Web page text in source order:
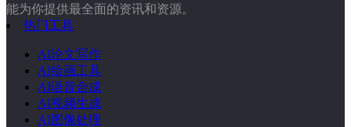
能为你提供最全面的资讯和资源。
热门工具
AI论文写作
AI绘画工具
AI语音合成
AI视频生成
AI图像处理